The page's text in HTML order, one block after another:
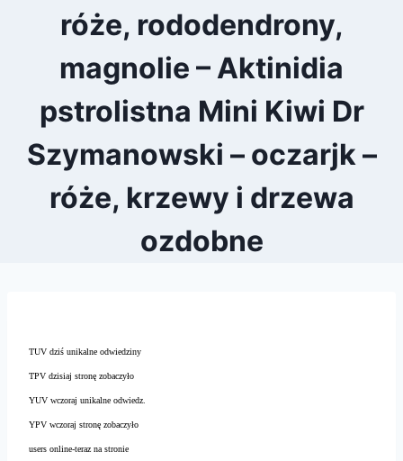
róże, rododendrony,
magnolie – Aktinidia
pstrolistna Mini Kiwi Dr
Szymanowski – oczarjk –
róże, krzewy i drzewa
ozdobne
TUV dziś unikalne odwiedziny
TPV dzisiaj stronę zobaczyło
YUV wczoraj unikalne odwiedz.
YPV wczoraj stronę zobaczyło
users online-teraz na stronie